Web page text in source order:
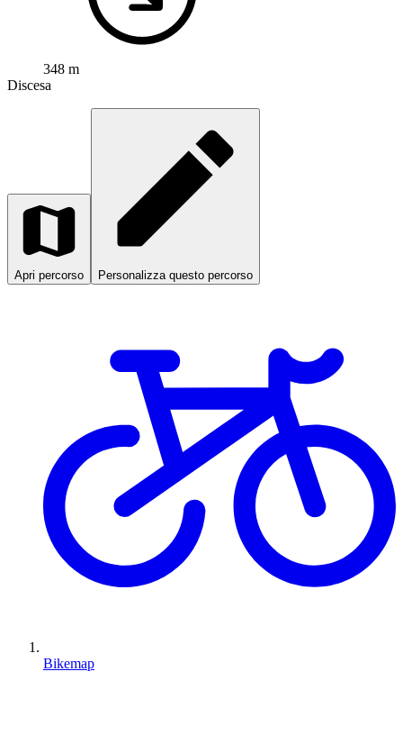
348 m
Discesa
Apri percorso Personalizza questo percorso
Bikemap